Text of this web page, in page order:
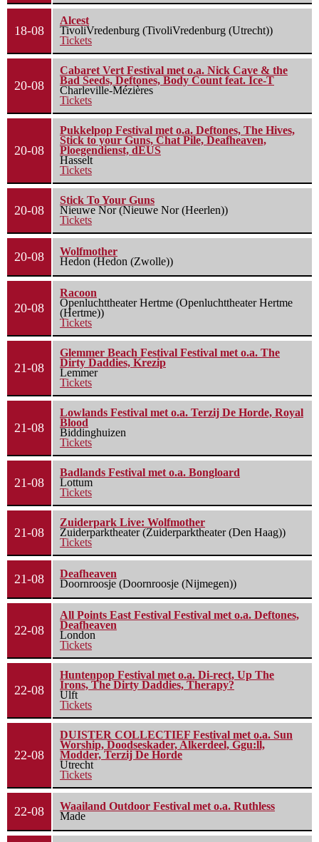
18-08
Alcest
TivoliVredenburg (TivoliVredenburg (Utrecht))
Tickets
20-08
Cabaret Vert Festival met o.a. Nick Cave & the
Bad Seeds, Deftones, Body Count feat. Ice-T
Charleville-Mézières
Tickets
20-08
Pukkelpop Festival met o.a. Deftones, The Hives,
Stick to your Guns, Chat Pile, Deafheaven,
Ploegendienst, dEUS
Hasselt
Tickets
20-08
Stick To Your Guns
Nieuwe Nor (Nieuwe Nor (Heerlen))
Tickets
20-08
Wolfmother
Hedon (Hedon (Zwolle))
20-08
Racoon
Openluchttheater Hertme (Openluchttheater Hertme
(Hertme))
Tickets
21-08
Glemmer Beach Festival Festival met o.a. The
Dirty Daddies, Krezip
Lemmer
Tickets
21-08
Lowlands Festival met o.a. Terzij De Horde, Royal
Blood
Biddinghuizen
Tickets
21-08
Badlands Festival met o.a. Bongloard
Lottum
Tickets
21-08
Zuiderpark Live: Wolfmother
Zuiderparktheater (Zuiderparktheater (Den Haag))
Tickets
21-08
Deafheaven
Doornroosje (Doornroosje (Nijmegen))
22-08
All Points East Festival Festival met o.a. Deftones,
Deafheaven
London
Tickets
22-08
Huntenpop Festival met o.a. Di-rect, Up The
Irons, The Dirty Daddies, Therapy?
Ulft
Tickets
22-08
DUISTER COLLECTIEF Festival met o.a. Sun
Worship, Doodseskader, Alkerdeel, Ggu:ll,
Modder, Terzij De Horde
Utrecht
Tickets
22-08
Waailand Outdoor Festival met o.a. Ruthless
Made